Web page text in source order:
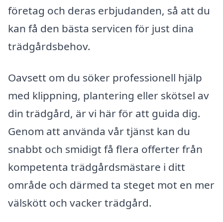
företag och deras erbjudanden, så att du
kan få den bästa servicen för just dina
trädgårdsbehov.
Oavsett om du söker professionell hjälp
med klippning, plantering eller skötsel av
din trädgård, är vi här för att guida dig.
Genom att använda vår tjänst kan du
snabbt och smidigt få flera offerter från
kompetenta trädgårdsmästare i ditt
område och därmed ta steget mot en mer
välskött och vacker trädgård.